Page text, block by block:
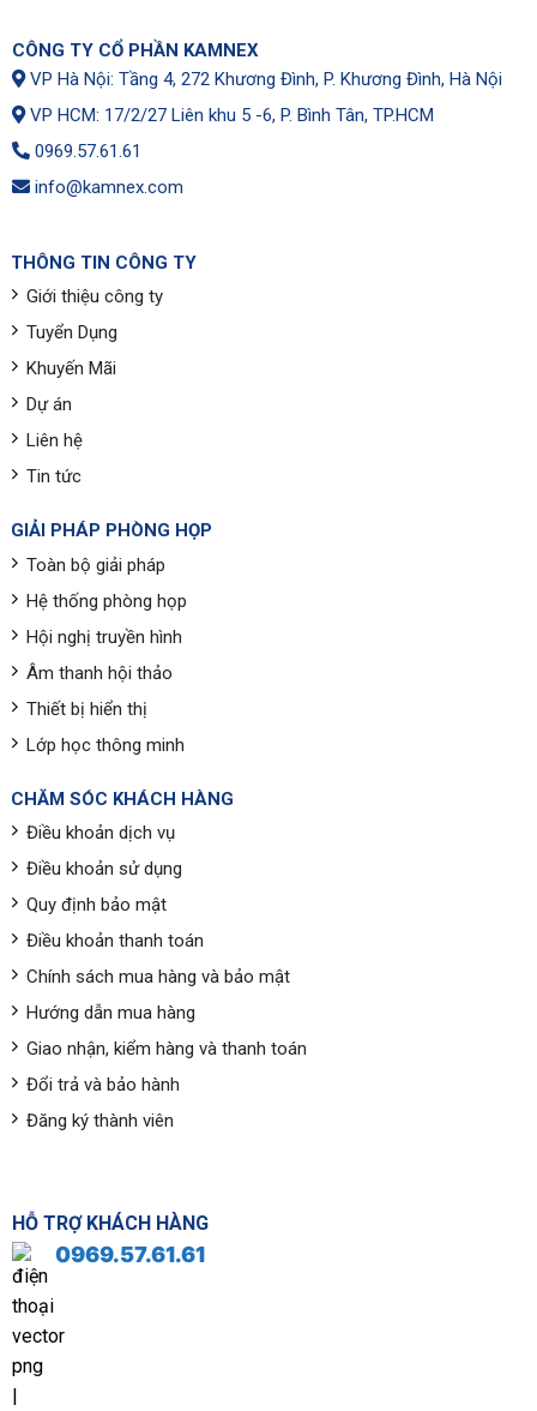
CÔNG TY CỔ PHẦN KAMNEX
VP Hà Nội: Tầng 4, 272 Khương Đình, P. Khương Đình, Hà Nội
VP HCM: 17/2/27 Liên khu 5 -6, P. Bình Tân, TP.HCM
0969.57.61.61
info@kamnex.com
THÔNG TIN CÔNG TY
Giới thiệu công ty
Tuyển Dụng
Khuyến Mãi
Dự án
Liên hệ
Tin tức
GIẢI PHÁP PHÒNG HỌP
Toàn bộ giải pháp
Hệ thống phòng họp
Hội nghị truyền hình
Âm thanh hội thảo
Thiết bị hiển thị
Lớp học thông minh
CHĂM SÓC KHÁCH HÀNG
Điều khoản dịch vụ
Điều khoản sử dụng
Quy định bảo mật
Điều khoản thanh toán
Chính sách mua hàng và bảo mật
Hướng dẫn mua hàng
Giao nhận, kiểm hàng và thanh toán
Đổi trả và bảo hành
Đăng ký thành viên
HỖ TRỢ KHÁCH HÀNG
0969.57.61.61